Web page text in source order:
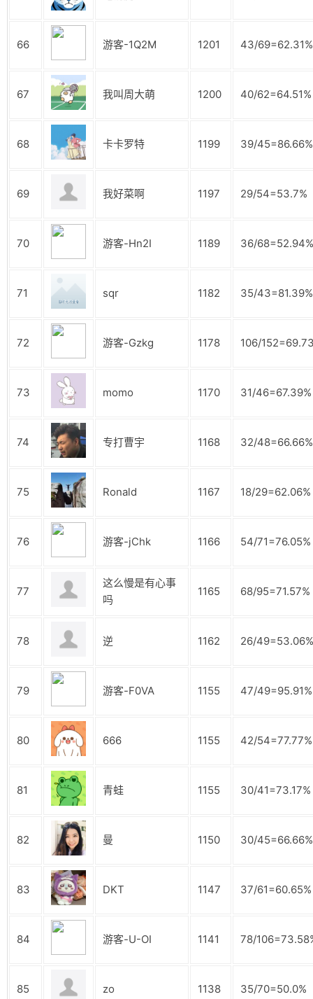
66 游客-1Q2M 1201 43/69=62.31%
67 我叫周大萌 1200 40/62=64.51%
68 卡卡罗特 1199 39/45=86.66%
69 我好菜啊 1197 29/54=53.7%
70 游客-Hn2I 1189 36/68=52.94%
71 sqr 1182 35/43=81.39%
72 游客-Gzkg 1178 106/
73 momo 1170 31/46=67.39%
74 专打曹宇 1168 32/48=66.66%
75 Ronald 1167 18/29=62.06%
76 游客-jChk 1166 54/71=76.05%
77
这么慢是有心事
吗
1165 68/95=71.57%
78 逆 1162 26/49=53.06%
79 游客-F0VA 1155 47/49=95.91%
80 666 1155 42/54=77.77%
81 青蛙 1155 30/41=73.17%
82 曼 1150 30/45=66.66%
83 DKT 1147 37/61=60.65%
84 游客-U-OI 1141 78/
85 zo 1138 35/70=50.0%